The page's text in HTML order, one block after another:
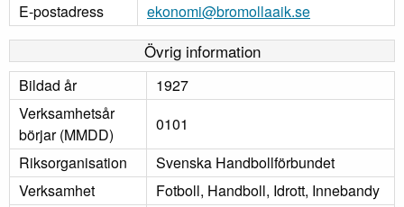
E-postadress
ekonomi@bromollaaik.se
Övrig information
Bildad år
1927
Verksamhetsår
börjar (MMDD)
0101
Riksorganisation
Svenska Handbollförbundet
Verksamhet
Fotboll, Handboll, Idrott, Innebandy